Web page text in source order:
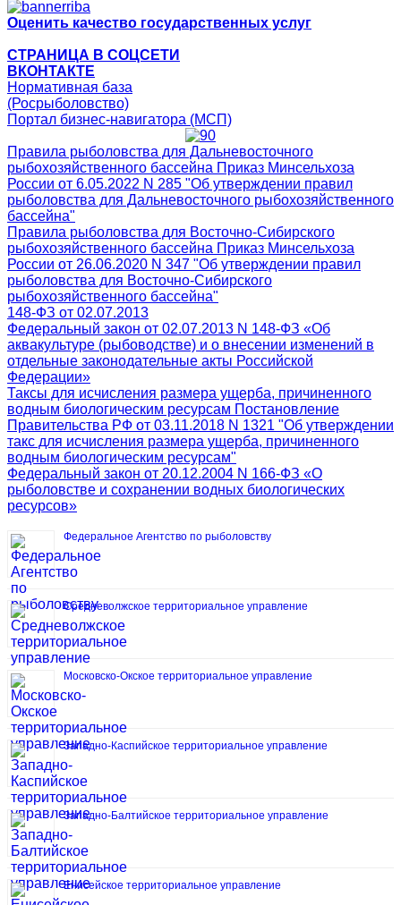
Оценить качество государственных услуг
СТРАНИЦА В СОЦСЕТИ
ВКОНТАКТЕ
Нормативная база
(Росрыболовство)
Портал бизнес-навигатора (МСП)
Правила рыболовства для Дальневосточного
рыбохозяйственного бассейна Приказ Минсельхоза
России от 6.05.2022 N 285 "Об утверждении правил
рыболовства для Дальневосточного рыбохозяйственного
бассейна"
Правила рыболовства для Восточно-Сибирского
рыбохозяйственного бассейна Приказ Минсельхоза
России от 26.06.2020 N 347 "Об утверждении правил
рыболовства для Восточно-Сибирского
рыбохозяйственного бассейна"
148-ФЗ от 02.07.2013
Федеральный закон от 02.07.2013 N 148-ФЗ «Об
аквакультуре (рыбоводстве) и о внесении изменений в
отдельные законодательные акты Российской
Федерации»
Таксы для исчисления размера ущерба, причиненного
водным биологическим ресурсам Постановление
Правительства РФ от 03.11.2018 N 1321 "Об утверждении
такс для исчисления размера ущерба, причиненного
водным биологическим ресурсам"
Федеральный закон от 20.12.2004 N 166-ФЗ «О
рыболовстве и сохранении водных биологических
ресурсов»
Федеральное Агентство по рыболовству
Средневолжское территориальное управление
Московско-Окское территориальное управление
Западно-Каспийское территориальное управление
Западно-Балтийское территориальное управление
Енисейское территориальное управление